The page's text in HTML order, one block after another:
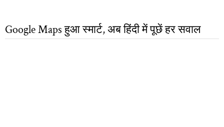
Google Maps हुआ स्मार्ट, अब हिंदी में पूछें हर सवाल